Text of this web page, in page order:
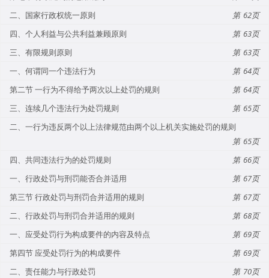
二、国家行政权统一原则
62
四、个人利益与公共利益兼顾原则
63
三、有限规则原则
63
一、何谓同一个违法行为
64
第二节 一行为不得给予两次以上处罚的规则
64
三、连续几个违法行为处罚规则
65
二、一行为违反两个以上法律规范由两个以上机关实施处罚的规则
65
四、共同违法行为的处罚规则
66
一、行政处罚与刑罚能否合并适用
67
第三节 行政处罚与刑罚合并适用的规则
67
二、行政处罚与刑罚合并适用的规则
68
一、应受处罚行为构成要件的内容及特点
69
第四节 应受处罚行为的构成要件
69
二、责任能力与行政处罚
70